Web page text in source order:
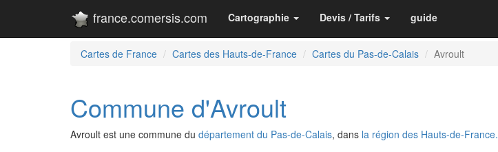
france.comersis.com Cartographie Devis / Tarifs guide
Cartes de France Cartes des Hauts-de-France Cartes du Pas-de-Calais Avroult
Commune d'Avroult
Avroult est une commune du département du Pas-de-Calais, dans la région des Hauts-de-France.